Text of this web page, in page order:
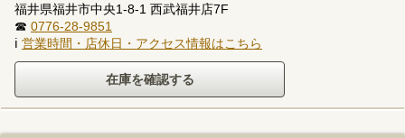
福井県福井市中央1-8-1 西武福井店7F
☎ 0776-28-9851
ℹ 営業時間・店休日・アクセス情報はこちら